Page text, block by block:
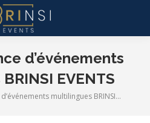
d’événements
EVENTS
multilingues BRINSI…